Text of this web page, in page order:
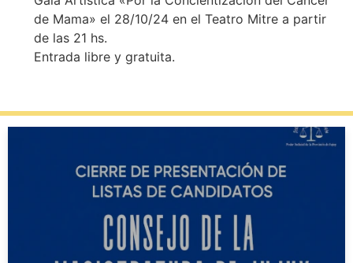
de Mama» el 28/10/24 en el Teatro Mitre a partir
de las 21 hs.
Entrada libre y gratuita.